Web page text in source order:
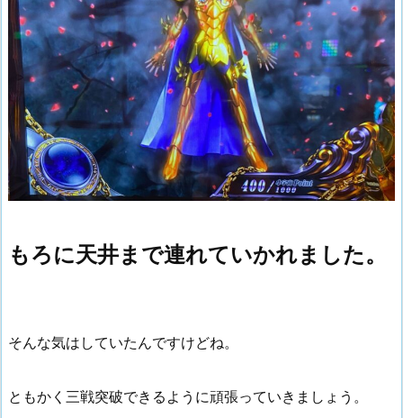
もろに天井まで連れていかれました。
そんな気はしていたんですけどね。
ともかく三戦突破できるように頑張っていきましょう。